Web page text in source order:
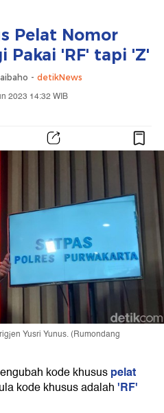
Pelat Nomor
Pakai 'RF' tapi 'Z'
- detikNews
2023 14:32 WIB
Yusri Yunus. (Rumondang
kode khususpelat
kode khusus adalah'RF'